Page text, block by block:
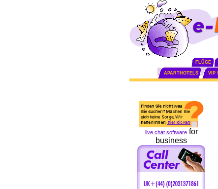
FLÜGE
APARTHOTELS VIP
live chat softwarefor
business